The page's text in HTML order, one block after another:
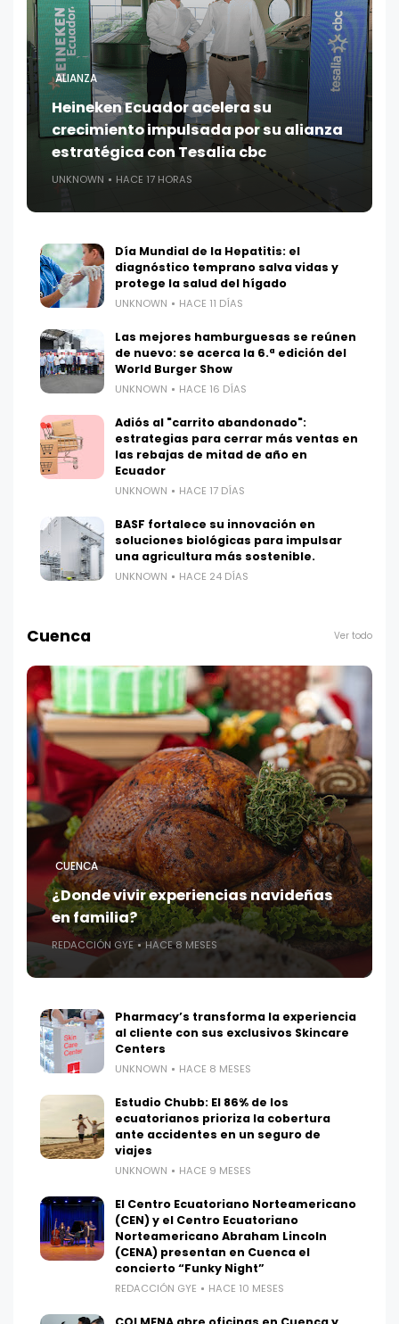
ALIANZA
Heineken Ecuador acelera su
crecimiento impulsada por su alianza
estratégica con Tesalia cbc
UNKNOWN HACE 17 HORAS
Día Mundial de la Hepatitis: el
diagnóstico temprano salva vidas y
protege la salud del hígado
UNKNOWN HACE 11 DÍAS
Las mejores hamburguesas se reúnen
de nuevo: se acerca la 6.ª edición del
World Burger Show
UNKNOWN HACE 16 DÍAS
Adiós al "carrito abandonado":
estrategias para cerrar más ventas en
las rebajas de mitad de año en
Ecuador
UNKNOWN HACE 17 DÍAS
BASF fortalece su innovación en
soluciones biológicas para impulsar
una agricultura más sostenible.
UNKNOWN HACE 24 DÍAS
Cuenca Ver todo
CUENCA
¿Donde vivir experiencias navideñas
en familia?
REDACCIÓN GYE HACE 8 MESES
Pharmacy’s transforma la experiencia
al cliente con sus exclusivos Skincare
Centers
UNKNOWN HACE 8 MESES
Estudio Chubb: El 86% de los
ecuatorianos prioriza la cobertura
ante accidentes en un seguro de
viajes
UNKNOWN HACE 9 MESES
El Centro Ecuatoriano Norteamericano
(CEN) y el Centro Ecuatoriano
Norteamericano Abraham Lincoln
(CENA) presentan en Cuenca el
concierto “Funky Night”
REDACCIÓN GYE HACE 10 MESES